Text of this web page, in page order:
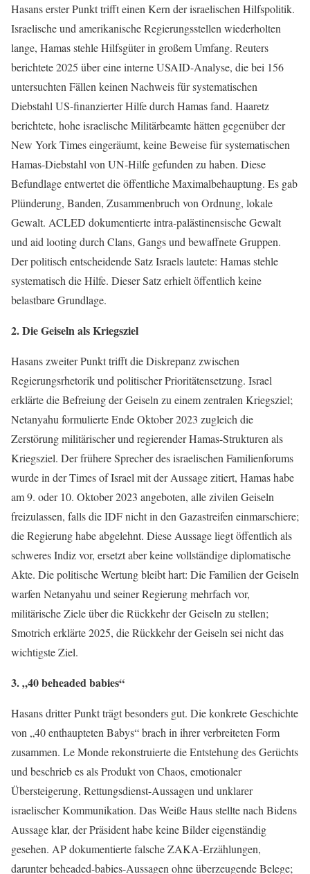
Hasans erster Punkt trifft einen Kern der israelischen Hilfspolitik.
Israelische und amerikanische Regierungsstellen wiederholten
lange, Hamas stehle Hilfsgüter in großem Umfang. Reuters
berichtete 2025 über eine interne USAID-Analyse, die bei 156
untersuchten Fällen keinen Nachweis für systematischen
Diebstahl US-finanzierter Hilfe durch Hamas fand. Haaretz
berichtete, hohe israelische Militärbeamte hätten gegenüber der
New York Times eingeräumt, keine Beweise für systematischen
Hamas-Diebstahl von UN-Hilfe gefunden zu haben. Diese
Befundlage entwertet die öffentliche Maximalbehauptung. Es gab
Plünderung, Banden, Zusammenbruch von Ordnung, lokale
Gewalt. ACLED dokumentierte intra-palästinensische Gewalt
und aid looting durch Clans, Gangs und bewaffnete Gruppen.
Der politisch entscheidende Satz Israels lautete: Hamas stehle
systematisch die Hilfe. Dieser Satz erhielt öffentlich keine
belastbare Grundlage.
2. Die Geiseln als Kriegsziel
Hasans zweiter Punkt trifft die Diskrepanz zwischen
Regierungsrhetorik und politischer Prioritätensetzung. Israel
erklärte die Befreiung der Geiseln zu einem zentralen Kriegsziel;
Netanyahu formulierte Ende Oktober 2023 zugleich die
Zerstörung militärischer und regierender Hamas-Strukturen als
Kriegsziel. Der frühere Sprecher des israelischen Familienforums
wurde in der Times of Israel mit der Aussage zitiert, Hamas habe
am 9. oder 10. Oktober 2023 angeboten, alle zivilen Geiseln
freizulassen, falls die IDF nicht in den Gazastreifen einmarschiere;
die Regierung habe abgelehnt. Diese Aussage liegt öffentlich als
schweres Indiz vor, ersetzt aber keine vollständige diplomatische
Akte. Die politische Wertung bleibt hart: Die Familien der Geiseln
warfen Netanyahu und seiner Regierung mehrfach vor,
militärische Ziele über die Rückkehr der Geiseln zu stellen;
Smotrich erklärte 2025, die Rückkehr der Geiseln sei nicht das
wichtigste Ziel.
3. „40 beheaded babies“
Hasans dritter Punkt trägt besonders gut. Die konkrete Geschichte
von „40 enthaupteten Babys“ brach in ihrer verbreiteten Form
zusammen. Le Monde rekonstruierte die Entstehung des Gerüchts
und beschrieb es als Produkt von Chaos, emotionaler
Übersteigerung, Rettungsdienst-Aussagen und unklarer
israelischer Kommunikation. Das Weiße Haus stellte nach Bidens
Aussage klar, der Präsident habe keine Bilder eigenständig
gesehen. AP dokumentierte falsche ZAKA-Erzählungen,
darunter beheaded-babies-Aussagen ohne überzeugende Belege;